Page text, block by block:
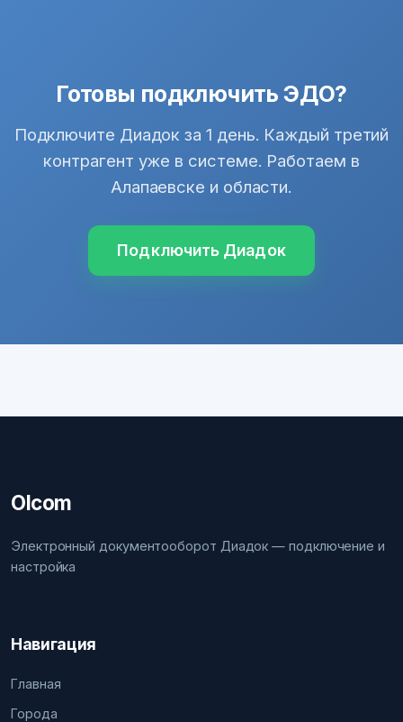
Готовы подключить ЭДО?
Подключите Диадок за 1 день. Каждый третий
контрагент уже в системе. Работаем в
Алапаевске и области.
Подключить Диадок
Olcom
Электронный документооборот Диадок — подключение и
настройка
Навигация
Главная
Города